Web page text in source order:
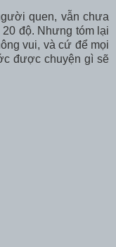
quen, vẫn chưa
độ. Nhưng tóm lại
vui, và cứ để mọi
được chuyện gì sẽ